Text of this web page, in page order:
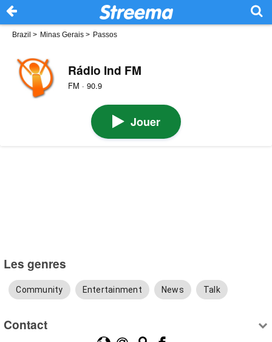
Brazil > Minas Gerais > Passos
Rádio Ind FM
FM · 90.9
Jouer
Les genres
Community Entertainment News Talk
Contact